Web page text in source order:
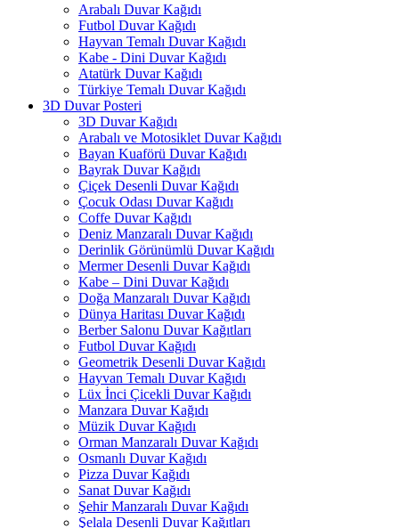
Arabalı Duvar Kağıdı
Futbol Duvar Kağıdı
Hayvan Temalı Duvar Kağıdı
Kabe - Dini Duvar Kağıdı
Atatürk Duvar Kağıdı
Türkiye Temalı Duvar Kağıdı
3D Duvar Posteri
3D Duvar Kağıdı
Arabalı ve Motosiklet Duvar Kağıdı
Bayan Kuaförü Duvar Kağıdı
Bayrak Duvar Kağıdı
Çiçek Desenli Duvar Kağıdı
Çocuk Odası Duvar Kağıdı
Coffe Duvar Kağıdı
Deniz Manzaralı Duvar Kağıdı
Derinlik Görünümlü Duvar Kağıdı
Mermer Desenli Duvar Kağıdı
Kabe – Dini Duvar Kağıdı
Doğa Manzaralı Duvar Kağıdı
Dünya Haritası Duvar Kağıdı
Berber Salonu Duvar Kağıtları
Futbol Duvar Kağıdı
Geometrik Desenli Duvar Kağıdı
Hayvan Temalı Duvar Kağıdı
Lüx İnci Çicekli Duvar Kağıdı
Manzara Duvar Kağıdı
Müzik Duvar Kağıdı
Orman Manzaralı Duvar Kağıdı
Osmanlı Duvar Kağıdı
Pizza Duvar Kağıdı
Sanat Duvar Kağıdı
Şehir Manzaralı Duvar Kağıdı
Şelala Desenli Duvar Kağıtları